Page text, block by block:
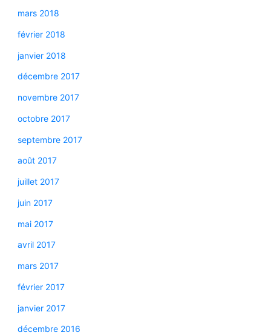
mars 2018
février 2018
janvier 2018
décembre 2017
novembre 2017
octobre 2017
septembre 2017
août 2017
juillet 2017
juin 2017
mai 2017
avril 2017
mars 2017
février 2017
janvier 2017
décembre 2016